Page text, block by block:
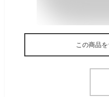
この商品